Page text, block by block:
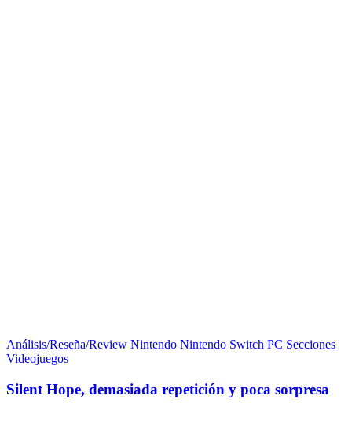
Análisis/Reseña/Review Nintendo Nintendo Switch PC Secciones
Videojuegos
Silent Hope, demasiada repetición y poca sorpresa